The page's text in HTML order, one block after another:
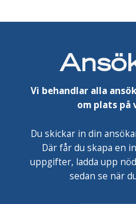
Vi behandlar alla
om plats på
Du skickar in din
Där får du skapa en
uppgifter, ladda upp
sedan se när